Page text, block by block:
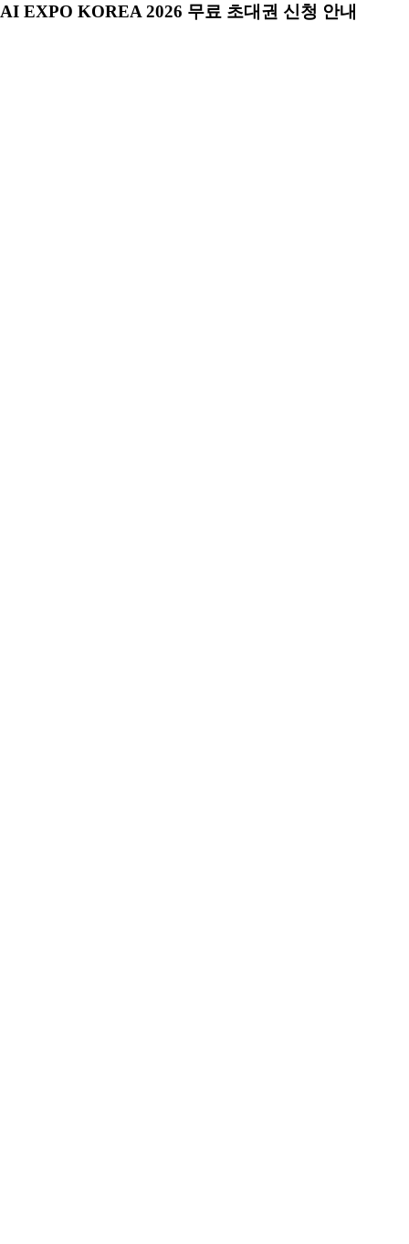
AI EXPO KOREA 2026 무료 초대권 신청 안내